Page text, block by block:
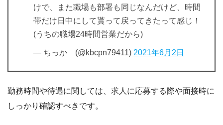
けで、また職場も部署も同じなんだけど、時間
帯だけ日中にして貰って戻ってきたって感じ！
(うちの職場24時間営業だから)
— ちっか (@kbcpn79411) 2021年6月2日
勤務時間や待遇に関しては、求人に応募する際や面接時に
しっかり確認すべきです。